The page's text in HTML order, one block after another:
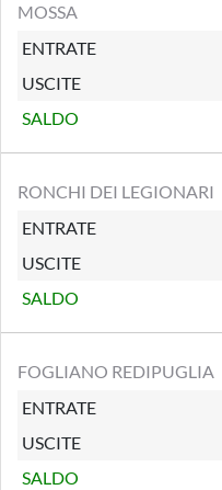
MOSSA
ENTRATE
USCITE
SALDO
RONCHI DEI LEGIONARI
ENTRATE
USCITE
SALDO
FOGLIANO REDIPUGLIA
ENTRATE
USCITE
SALDO